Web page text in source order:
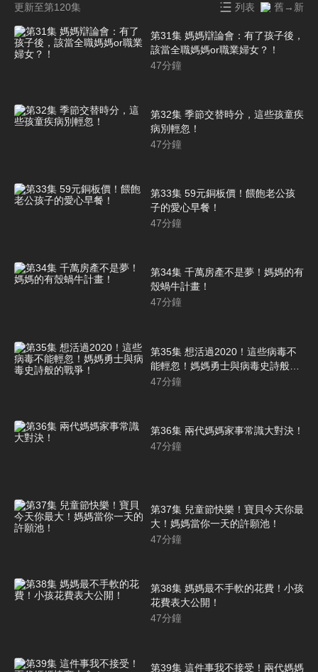
更新至第120集 列表 舊→新
第31集 媽媽辯論會：有了孩子後，
該當全職媽媽or職業婦女？！
47分鐘
第32集 季節交替時分，這些孩童疾
病別輕忽！
47分鐘
第33集 59元銅板價！餵飽老公孩
子的愛心早餐！
47分鐘
第34集 千萬房產不是夢！媽媽的有
殼蝸牛計畫！
47分鐘
第35集 想活過2020！這些病毒不
能輕忽！媽媽勇士與病毒史詩般的
戰爭！
47分鐘
第36集 兩代媽媽家事常識大對決！
47分鐘
第37集 兒童節快樂！寶貝今天你最
大！媽媽當你一天的許願池！
47分鐘
第38集 媽媽最不手軟的花費！小孩
花費表大公開！
47分鐘
第39集 這件事我不接受！兩代媽媽